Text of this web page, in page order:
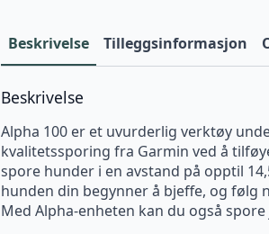
Beskrivelse Tilleggsinformasjon
Beskrivelse
Alpha 100 er et uvurderlig verktøy
kvalitetssporing fra Garmin ved å
spore hunder i en avstand på opptil
hunden din begynner å bjeffe, og følg
Med Alpha-enheten kan du også